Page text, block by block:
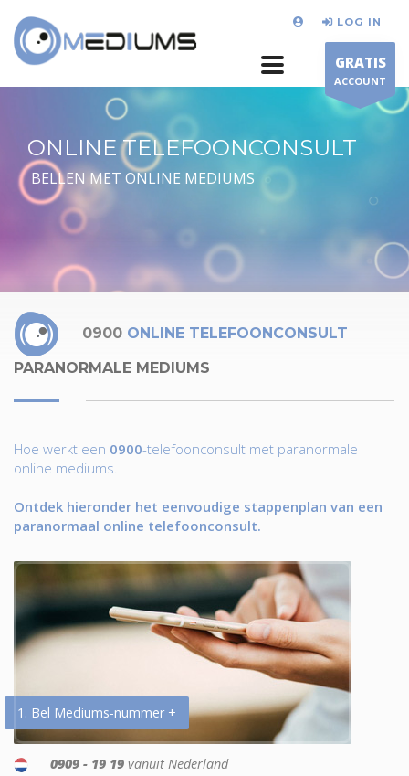
LOG IN
GRATIS
ACCOUNT
ONLINE TELEFOONCONSULT
BELLEN MET ONLINE MEDIUMS
0900 ONLINE TELEFOONCONSULT
PARANORMALE MEDIUMS
Hoe werkt een 0900-telefoonconsult met paranormale
online mediums.
Ontdek hieronder het eenvoudige stappenplan van een
paranormaal online telefoonconsult.
1. Bel Mediums-nummer +
0909 - 19 19 vanuit Nederland